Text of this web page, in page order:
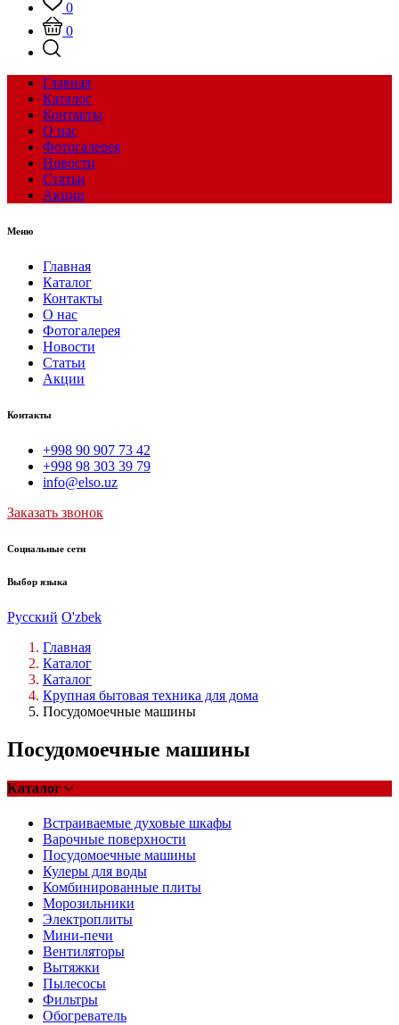
0
0
Главная
Каталог
Контакты
О нас
Фотогалерея
Новости
Статьи
Акции
Меню
Главная
Каталог
Контакты
О нас
Фотогалерея
Новости
Статьи
Акции
Контакты
+998 90 907 73 42
+998 98 303 39 79
info@elso.uz
Заказать звонок
Социальные сети
Выбор языка
Русский O'zbek
Главная
Каталог
Каталог
Крупная бытовая техника для дома
Посудомоечные машины
Посудомоечные машины
Каталог
Встраиваемые духовые шкафы
Варочные поверхности
Посудомоечные машины
Кулеры для воды
Комбинированные плиты
Морозильники
Электроплиты
Мини-печи
Вентиляторы
Вытяжки
Пылесосы
Фильтры
Обогреватель